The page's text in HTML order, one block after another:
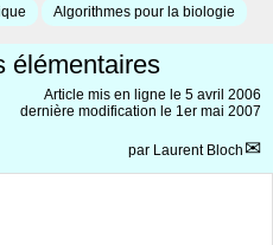
Algorithmes pour la biologie
élémentaires
Article mis en ligne le 5 avril 2006
dernière modification le 1er mai 2007
par Laurent Bloch